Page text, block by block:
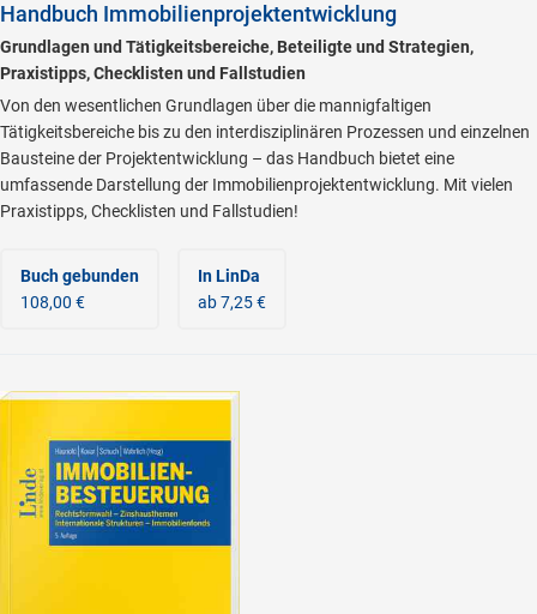
Handbuch Immobilienprojektentwicklung
Grundlagen und Tätigkeitsbereiche, Beteiligte und Strategien,
Praxistipps, Checklisten und Fallstudien
Von den wesentlichen Grundlagen über die mannigfaltigen
Tätigkeitsbereiche bis zu den interdisziplinären Prozessen und einzelnen
Bausteine der Projektentwicklung – das Handbuch bietet eine
umfassende Darstellung der Immobilienprojektentwicklung. Mit vielen
Praxistipps, Checklisten und Fallstudien!
Buch gebunden
108,00 €
In LinDa
ab 7,25 €